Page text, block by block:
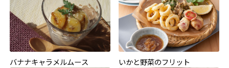
バナナキャラメルムース いかと野菜のフリット